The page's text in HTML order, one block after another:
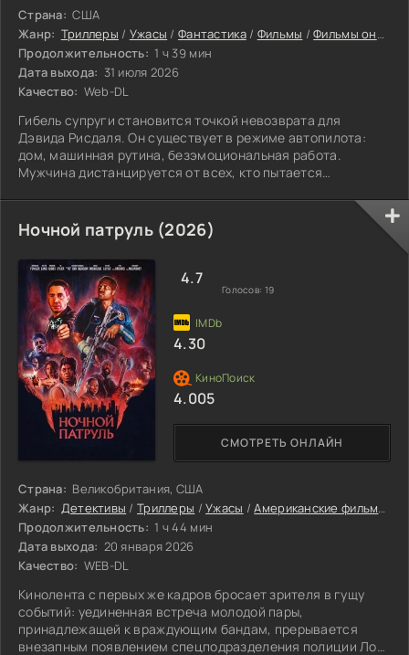
Страна: США
Жанр: Триллеры / Ужасы /Фантастика/ Фильмы /Фильмы онлайн
Продолжительность: 1 ч 39 мин
Дата выхода: 31 июля 2026
Качество: Web-DL
Гибель супруги становится точкой невозврата для
Дэвида Рисдаля. Он существует в режиме автопилота:
дом, машинная рутина, безэмоциональная работа.
Мужчина дистанцируется от всех, кто пытается
процессах корпорации «Ultima Robotics», где кипит
работа над нейросетями. Начальство доверяет Дэвиду
ответственное испытание — знакомство с прототипом
Сары (Лили Салливан). Она представляет собой робота
предельной реалистичности, сконструированного под
задачу
Ночной патруль (2026)
Страна: Великобритания, США
Жанр: Детективы /Триллеры /Ужасы /Американские фильмы
Продолжительность: 1 ч 44 мин
Дата выхода: 20 января 2026
Качество: WEB-DL
Кинолента с первых же кадров бросает зрителя в гущу
событий: уединенная встреча молодой пары,
принадлежащей к враждующим бандам, прерывается
внезапным появлением спецподразделения полиции Лос-
СМОТРЕТЬ ОНЛАЙН
4.7
Голосов: 19
4.30
4.005